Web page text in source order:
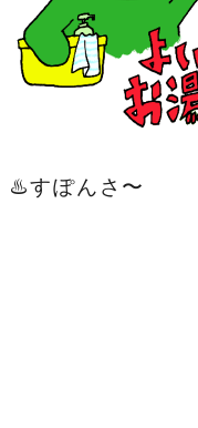
♨️すぽんさ〜